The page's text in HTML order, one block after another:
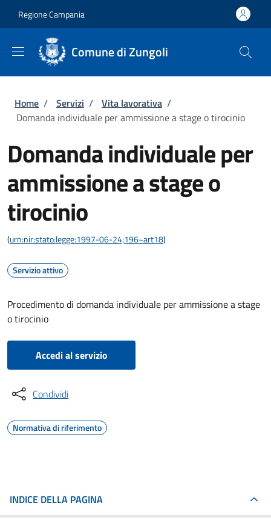
Regione Campania
Comune di Zungoli
Briciole di pane
Home / Servizi / Vita lavorativa /
Domanda individuale per ammissione a stage o tirocinio
Domanda individuale per
ammissione a stage o
tirocinio
(urn:nir:stato:legge:1997-06-24;196~art18)
Servizio attivo
Procedimento di domanda individuale per ammissione a stage
o tirocinio
Accedi al servizio
Condividi
Normativa di riferimento
INDICE DELLA PAGINA